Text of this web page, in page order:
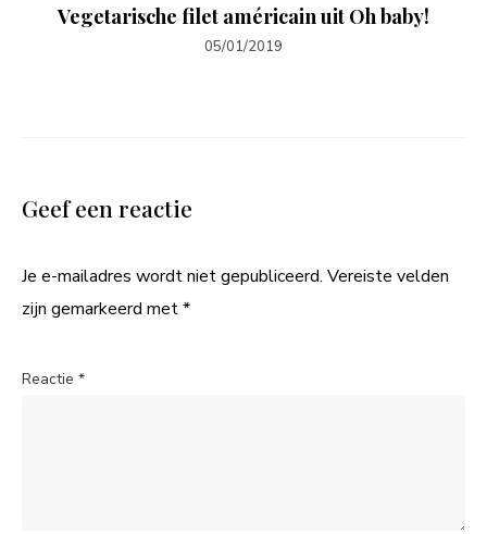
Vegetarische filet américain uit Oh baby!
05/01/2019
Geef een reactie
Je e-mailadres wordt niet gepubliceerd. Vereiste velden
zijn gemarkeerd met*
Reactie *